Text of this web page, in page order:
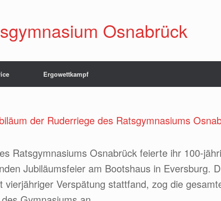
Osnabrück
Ergowettkampf
der Ruderriege des Ratsgymnasiums
Ratsgymnasiums Osnabrück feierte ihr 100-
Jubiläumsfeier am Bootshaus in Eversburg.
Verspätung stattfand, zog die